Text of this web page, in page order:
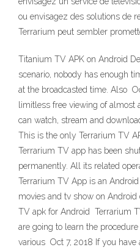
ou envisagez des solutions de
Terrarium peut sembler
Titanium TV APK on Android
scenario, nobody has enough
at the broadcasted time. Also
limitless free viewing of almost
can watch, stream and
This is the only Terrarium TV
Terrarium TV app has been
permanently. All its related
Terrarium TV App is an
movies and tv show on
TV apk for Android Terrarium
are going to learn the
various Oct 7, 2018 If you